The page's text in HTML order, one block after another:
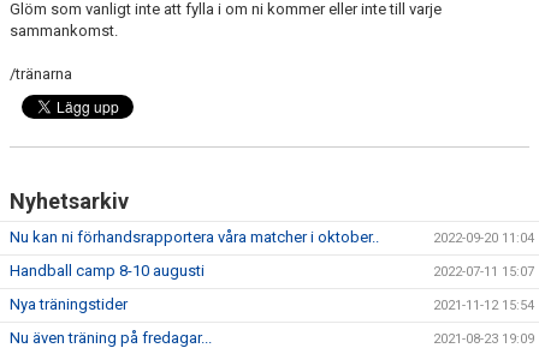
KONTAKT
Glöm som vanligt inte att fylla i om ni kommer eller inte till varje
sammankomst.
/tränarna
Nyhetsarkiv
Nu kan ni förhandsrapportera våra matcher i oktober.. 2022-09-20 11:04
Handball camp 8-10 augusti 2022-07-11 15:07
Nya träningstider 2021-11-12 15:54
Nu även träning på fredagar... 2021-08-23 19:09